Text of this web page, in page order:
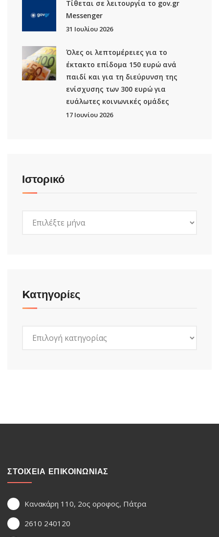
Τίθεται σε λειτουργία το gov.gr
Μessenger
31 Ιουλίου 2026
Όλες οι λεπτομέρειες για το
έκτακτο επίδομα 150 ευρώ ανά
παιδί και για τη διεύρυνση της
ενίσχυσης των 300 ευρώ για
ευάλωτες κοινωνικές ομάδες
17 Ιουνίου 2026
Ιστορικό
Kατηγορίες
ΣΤΟΙΧΕΙΑ ΕΠΙΚΟΙΝΩΝΙΑΣ
Κανακάρη 110, 2ος οροφος, Πάτρα
2610 240120